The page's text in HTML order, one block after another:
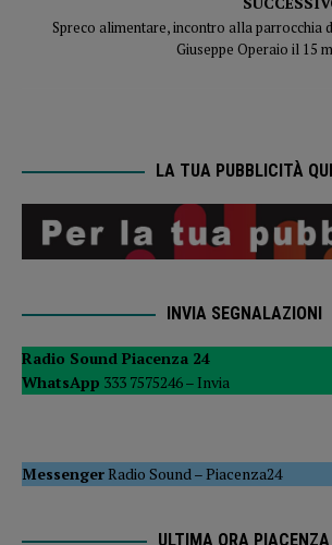
Spreco alimentare, incontro alla parrocchia
Giuseppe Operaio il 15
LA TUA PUBBLICITÀ QUI
INVIA SEGNALAZIONI
Radio Sound Piacenza 24
WhatsApp 333 7575246 – Invia
MessengerRadio Sound –Piacenza24
ULTIMA ORA PIACENZA